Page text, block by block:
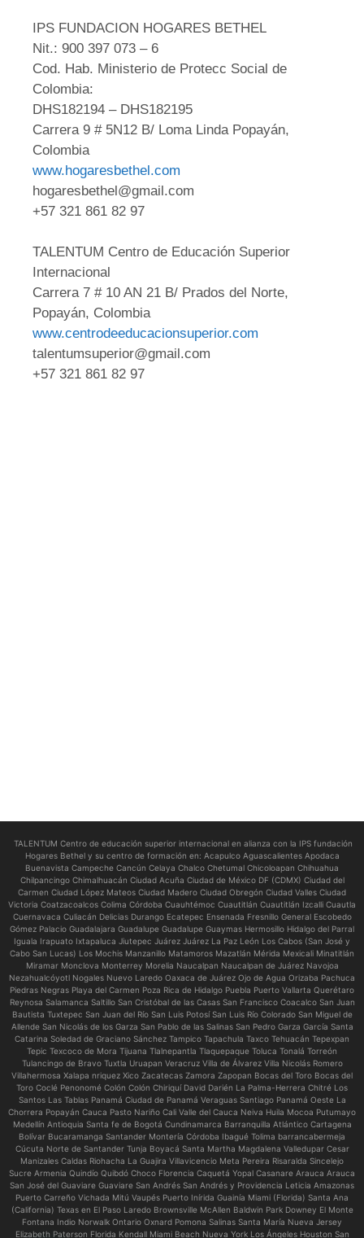
IPS FUNDACION HOGARES BETHEL
Nit.: 900 397 073 – 6
Cod. Hab. Ministerio de Protecc Social de
Colombia:
DHS182194 – DHS182195
Carrera 9 # 5N12 B/ Loma Linda Popayán,
Colombia
www.hogaresbethel.com
hogaresbethel@gmail.com
+57 321 861 82 97
TALENTUM Centro de Educación Superior
Internacional
Carrera 7 # 10 AN 21 B/ Prados del Norte,
Popayán, Colombia
www.centrodeeducacionsuperior.com
talentumsuperior@gmail.com
+57 321 861 82 97
TALENTUM Centro de educación superior internacional en alianza con la IPS fundación
Hogares Bethel y su centro de formación en: Acapulco Aguascalientes Apodaca
Buenavista Campeche Cancún Celaya Chalco Chetumal Chicoloapan Chihuahua
Chilpancingo Chimalhuacán Ciudad Acuña Ciudad de México DF (CDMX) Ciudad del
Carmen Ciudad López Mateos Ciudad Madero Ciudad Obregón Ciudad Valles Ciudad
Victoria Coatzacoalcos Colima Córdoba Cuauhtémoc Cuautitlán Cuautitlán Izcalli Cuautla
Cuernavaca Culiacán Delicias Durango Ecatepec Ensenada Fresnillo General Escobedo
Gómez Palacio Guadalajara Guadalupe Guadalupe Guaymas Hermosillo Hidalgo del Parral
Iguala Irapuato Ixtapaluca Jiutepec Juárez Juárez La Paz León Los Cabos (San José y
Cabo San Lucas) Los Mochis Manzanillo Matamoros Mazatlán Mérida Mexicali Minatitlán
Miramar Monclova Monterrey Morelia Naucalpan Naucalpan de Juárez Navojoa
Nezahualcóyotl Nogales Nuevo Laredo Oaxaca de Juárez Ojo de Agua Orizaba Pachuca
Piedras Negras Playa del Carmen Poza Rica de Hidalgo Puebla Puerto Vallarta Querétaro
Reynosa Salamanca Saltillo San Cristóbal de las Casas San Francisco Coacalco San Juan
Bautista Tuxtepec San Juan del Río San Luis Potosí San Luis Río Colorado San Miguel de
Allende San Nicolás de los Garza San Pablo de las Salinas San Pedro Garza García Santa
Catarina Soledad de Graciano Sánchez Tampico Tapachula Taxco Tehuacán Tepexpan
Tepic Texcoco de Mora Tijuana Tlalnepantla Tlaquepaque Toluca Tonalá Torreón
Tulancingo de Bravo Tuxtla Uruapan Veracruz Villa de Álvarez Villa Nicolás Romero
Villahermosa Xalapa nriquez Xico Zacatecas Zamora Zapopan Bocas del Toro Bocas del
Toro Coclé Penonomé Colón Colón Chiriquí David Darién La Palma-Herrera Chitré Los
Santos Las Tablas Panamá Ciudad de Panamá Veraguas Santiago Panamá Oeste La
Chorrera Popayán Cauca Pasto Nariño Cali Valle del Cauca Neiva Huila Mocoa Putumayo
Medellín Antioquia Santa fe de Bogotá Cundinamarca Barranquilla Atlántico Cartagena
Bolívar Bucaramanga Santander Montería Córdoba Ibagué Tolima barrancabermeja
Cúcuta Norte de Santander Tunja Boyacá Santa Martha Magdalena Valledupar Cesar
Manizales Caldas Riohacha La Guajira Villavicencio Meta Pereira Risaralda Sincelejo
Sucre Armenia Quindío Quibdó Choco Florencia Caquetá Yopal Casanare Arauca Arauca
San José del Guaviare Guaviare San Andrés San Andrés y Providencia Leticia Amazonas
Puerto Carreño Vichada Mitú Vaupés Puerto Inírida Guainía Miami (Florida) Santa Ana
(California) Texas en El Paso Laredo Brownsville McAllen Baldwin Park Downey El Monte
Fontana Indio Norwalk Ontario Oxnard Pomona Salinas Santa María Nueva Jersey
Elizabeth Paterson Florida Kendall Miami Beach Nueva York Los Ángeles Houston San